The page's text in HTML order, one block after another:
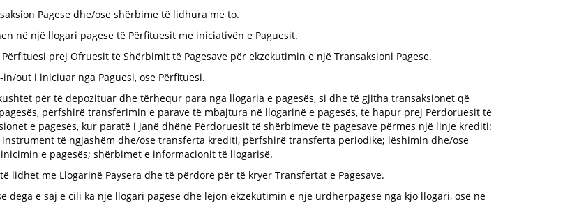
Pagese dhe/ose shërbime të lidhura me to.
në një llogari pagese të Përfituesit me iniciativën e Paguesit.
prej Ofruesit të Shërbimit të Pagesave për ekzekutimin e një Transaksioni Pagese.
out i iniciuar nga Paguesi, ose Përfituesi.
për të depozituar dhe tërhequr para nga llogaria e pagesës, si dhe të gjitha transaksionet që
përfshirë transferimin e parave të mbajtura në llogarinë e pagesës, të hapur prej Përdoruesit të
e pagesës, kur paratë i janë dhënë Përdoruesit të shërbimeve të pagesave përmes një linje krediti:
të ngjashëm dhe/ose transferta krediti, përfshirë transferta periodike; lëshimin dhe/ose
e pagesës; shërbimet e informacionit të llogarisë.
lidhet me Llogarinë Paysera dhe të përdorë për të kryer Transfertat e Pagesave.
dega e saj e cili ka një llogari pagese dhe lejon ekzekutimin e një urdhërpagese nga kjo llogari, ose në